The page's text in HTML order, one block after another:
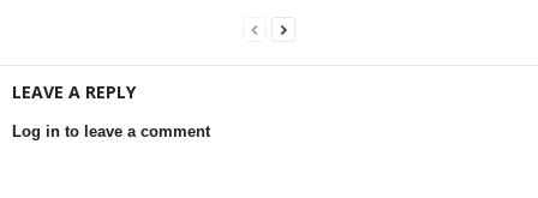
LEAVE A REPLY
Log in to leave a comment